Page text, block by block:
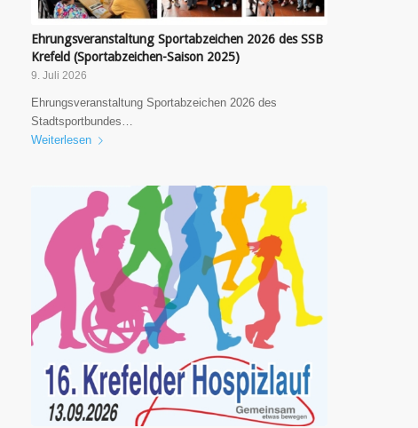
Ehrungsveranstaltung Sportabzeichen 2026 des SSB
Krefeld (Sportabzeichen-Saison 2025)
9. Juli 2026
Ehrungsveranstaltung Sportabzeichen 2026 des
Stadtsportbundes…
Weiterlesen